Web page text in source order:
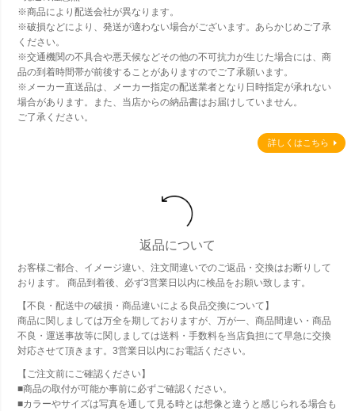
※商品により配送会社が異なります。
※破損などにより、発送が適わない場合がございます。あらかじめご了承
ください。
※交通機関の不具合や悪天候などその他の不可抗力が生じた場合には、商
品の到着時間帯が前後することがありますのでご了承願います。
※メーカー直送品は、メーカー指定の配送業者となり日時指定が承れない
場合があります。また、当店からの納品書はお届けしていません。
ご了承ください。
詳しくはこちら
返品について
お客様ご都合、イメージ違い、注文間違いでのご返品・交換はお断りして
おります。 商品到着後、必ず3営業日以内に検品をお願い致します。
【不良・配送中の破損・商品違いによる良品交換について】
商品に関しましては万全を期しておりますが、万が一、商品間違い・商品
不良・運送事故等に関しましては送料・手数料を当店負担にて早急に交換
対応させて頂きます。3営業日以内にお電話ください。
【ご注文前にご確認ください】
■商品の取付が可能か事前に必ずご確認ください。
■カラーやサイズは写真を通して見る時とは想像と違うと感じられる場合も